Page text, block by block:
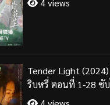
4 views
Tender Light
ริบหรี่ ตอนที่ 1-28 ซั